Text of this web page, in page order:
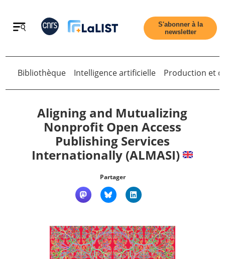
Retour
Qui sommes nous ?
S'abonner à la
newsletter
Retour
Bibliothèque Intelligence artificielle Production et
Aligning and Mutualizing
Nonprofit Open Access
Publishing Services
Internationally (ALMASI)
Partager